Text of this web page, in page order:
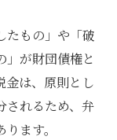
たもの」や「破
」が財団債権と
金は、原則とし
されるため、弁
ます。